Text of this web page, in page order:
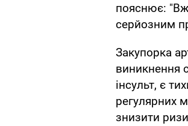
пояснює:
серйозним
Закупорка
виникнення
інсульт, є
регулярних
знизити